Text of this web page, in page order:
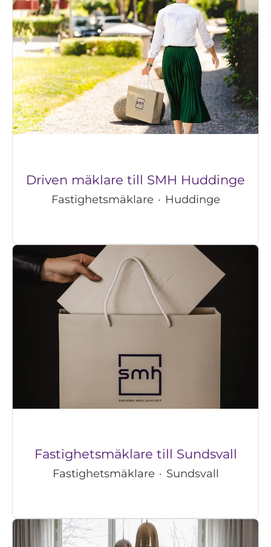
Driven mäklare till SMH Huddinge
Fastighetsmäklare · Huddinge
Fastighetsmäklare till Sundsvall
Fastighetsmäklare · Sundsvall